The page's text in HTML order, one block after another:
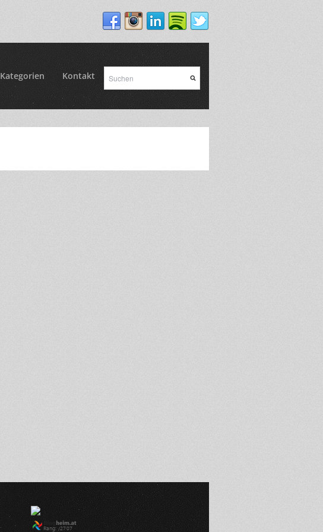
Kategorien Kontakt